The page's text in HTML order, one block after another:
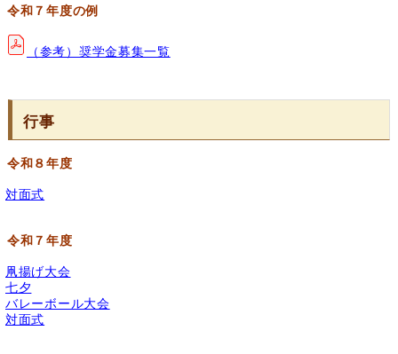
令和７年度の例
（参考）奨学金募集一覧
行事
令和８年度
対面式
令和７年度
凧揚げ大会
七夕
バレーボール大会
対面式